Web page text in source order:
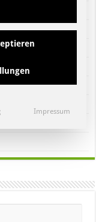
Impressum